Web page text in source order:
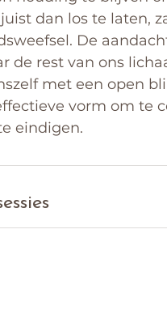
dan los te laten,
De
de rest van ons
met een open
vorm om te
eindigen.